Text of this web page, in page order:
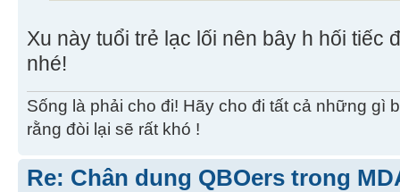
Xu này tuổi trẻ lạc lối nên bây h hối tiếc
nhé!
Sống là phải cho đi! Hãy cho đi tất cả những gì
rằng đòi lại sẽ rất khó !
Re: Chân dung QBOers trong